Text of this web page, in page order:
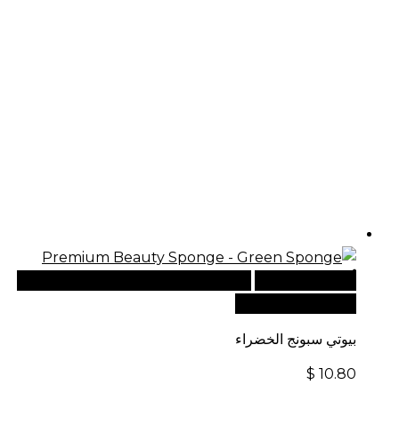
بيوتي سبونج الخضراء
$ 10.80